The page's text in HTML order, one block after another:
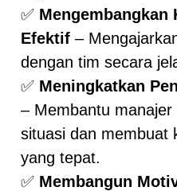
✅ Mengembangkan
Efektif–
dengan tim secara
✅ Meningkatkan
– Membantu
situasi dan membuat
yang tepat.
✅ Membangun